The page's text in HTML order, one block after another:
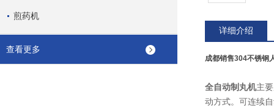
煎药机
查看更多
详细介绍
成都销售304不锈钢
全自动制丸机主
动方式。可连续